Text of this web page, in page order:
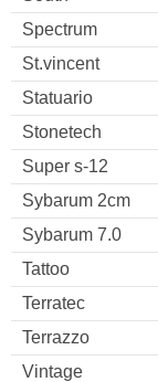
Spectrum
St.vincent
Statuario
Stonetech
Super s-12
Sybarum 2cm
Sybarum 7.0
Tattoo
Terratec
Terrazzo
Vintage